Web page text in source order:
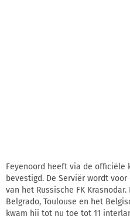
Feyenoord heeft via de officiële
bevestigd. De Serviër wordt
van het Russische FK
Belgrado, Toulouse en het
kwam hij tot nu toe tot 11